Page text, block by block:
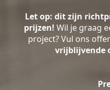
Let op: dit zijn
prijzen! Wil je graag
project? Vul ons
vrijblijvende